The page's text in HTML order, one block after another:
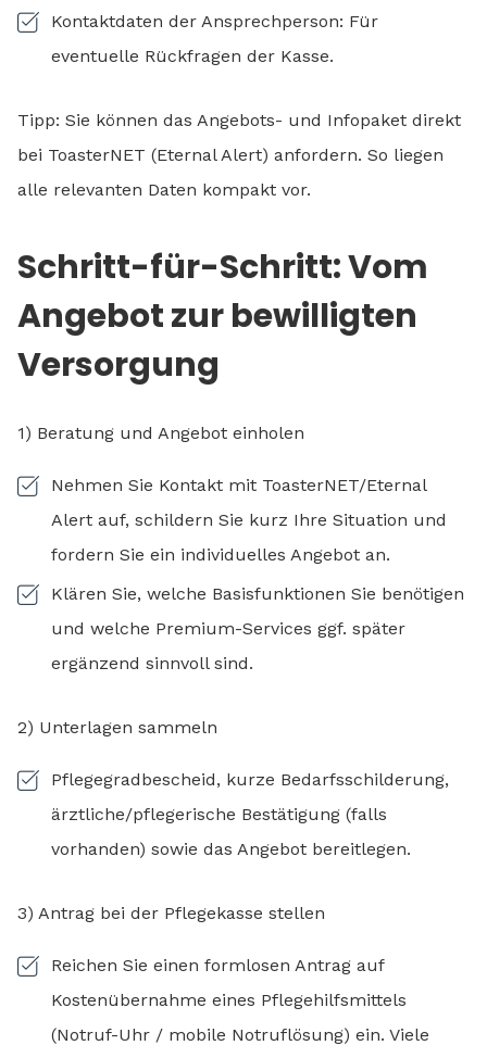
Kontaktdaten der Ansprechperson: Für
eventuelle Rückfragen der Kasse.
Tipp: Sie können das Angebots- und Infopaket direkt
bei ToasterNET (Eternal Alert) anfordern. So liegen
alle relevanten Daten kompakt vor.
Schritt-für-Schritt: Vom
Angebot zur bewilligten
Versorgung
1) Beratung und Angebot einholen
Nehmen Sie Kontakt mit ToasterNET/Eternal
Alert auf, schildern Sie kurz Ihre Situation und
fordern Sie ein individuelles Angebot an.
Klären Sie, welche Basisfunktionen Sie benötigen
und welche Premium-Services ggf. später
ergänzend sinnvoll sind.
2) Unterlagen sammeln
Pflegegradbescheid, kurze Bedarfsschilderung,
ärztliche/pflegerische Bestätigung (falls
vorhanden) sowie das Angebot bereitlegen.
3) Antrag bei der Pflegekasse stellen
Reichen Sie einen formlosen Antrag auf
Kostenübernahme eines Pflegehilfsmittels
(Notruf-Uhr / mobile Notruflösung) ein. Viele